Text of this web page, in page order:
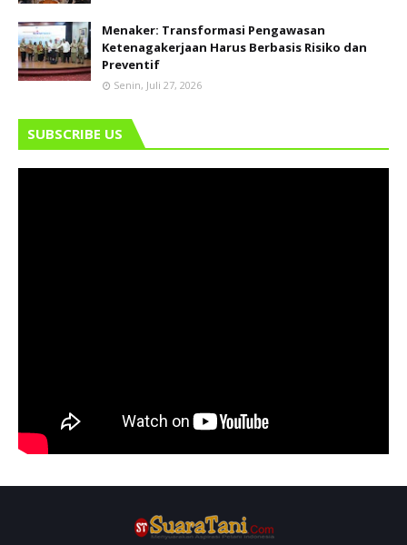
Menaker: Transformasi Pengawasan
Ketenagakerjaan Harus Berbasis Risiko dan
Preventif
Senin, Juli 27, 2026
SUBSCRIBE US